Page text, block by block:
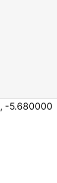
, -5.680000